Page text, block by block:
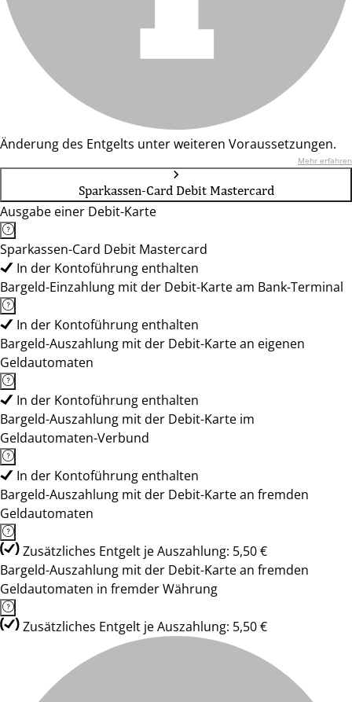
Änderung des Entgelts unter weiteren Voraussetzungen.
Mehr erfahren
Sparkassen-Card Debit Mastercard
Ausgabe einer Debit-Karte
Sparkassen-Card Debit Mastercard
In der Kontoführung enthalten
Bargeld-Einzahlung mit der Debit-Karte am Bank-Terminal
In der Kontoführung enthalten
Bargeld-Auszahlung mit der Debit-Karte an eigenen
Geldautomaten
In der Kontoführung enthalten
Bargeld-Auszahlung mit der Debit-Karte im
Geldautomaten-Verbund
In der Kontoführung enthalten
Bargeld-Auszahlung mit der Debit-Karte an fremden
Geldautomaten
Zusätzliches Entgelt je Auszahlung: 5,50 €
Bargeld-Auszahlung mit der Debit-Karte an fremden
Geldautomaten in fremder Währung
Zusätzliches Entgelt je Auszahlung: 5,50 €